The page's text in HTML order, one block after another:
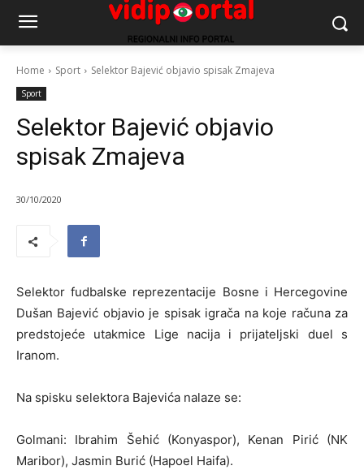
Home Sport Selektor Bajević objavio spisak Zmajeva
Sport
Selektor Bajević objavio
spisak Zmajeva
30/10/2020
Selektor fudbalske reprezentacije Bosne i Hercegovine
Dušan Bajević objavio je spisak igrača na koje računa za
predstojeće utakmice Lige nacija i prijateljski duel s
Iranom.
Na spisku selektora Bajevića nalaze se:
Golmani: Ibrahim Šehić (Konyaspor), Kenan Pirić (NK
Maribor), Jasmin Burić (Hapoel Haifa).